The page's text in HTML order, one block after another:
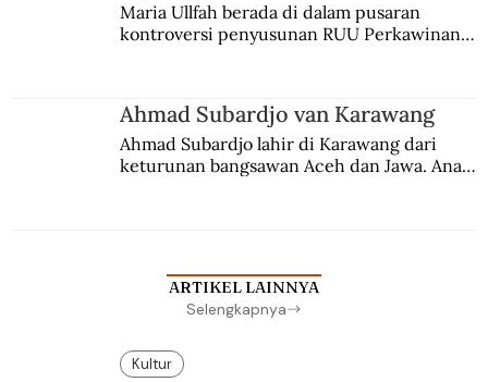
Maria Ullfah berada di dalam pusaran
kontroversi penyusunan RUU Perkawinan.
Ahmad Subardjo van Karawang
Ahmad Subardjo lahir di Karawang dari
keturunan bangsawan Aceh dan Jawa. Anak
ARTIKEL LAINNYA
Selengkapnya
Kultur